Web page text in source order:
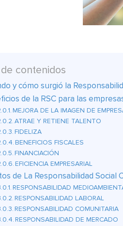
contenidos
y cómo surgió la
de la RSC para las
MEJORA DE LA IMAGEN DE
ATRAE Y RETIENE TALENTO
FIDELIZA
BENEFICIOS FISCALES
FINANCIACIÓN
EFICIENCIA EMPRESARIAL
de La Responsabilidad Social
RESPONSABILIDAD
RESPONSABILIDAD LABORAL
RESPONSABILIDAD COMUNITARIA
RESPONSABILIDAD DE MERCADO